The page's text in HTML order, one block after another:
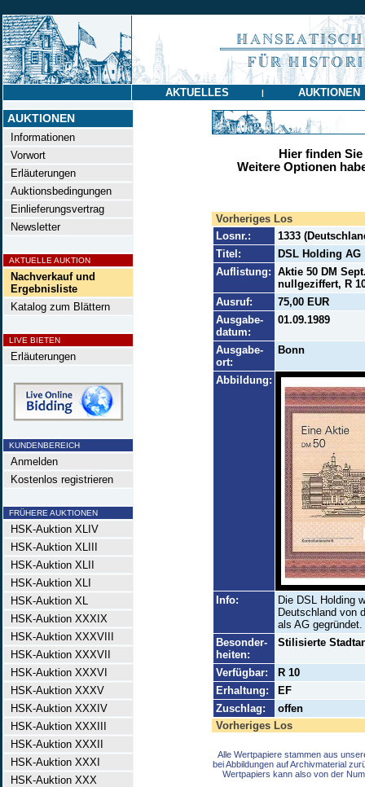
AKTUELLES | AUKTIONEN
AUKTIONEN
Informationen
Vorwort
Erläuterungen
Auktionsbedingungen
Einlieferungsvertrag
Newsletter
AKTUELLE AUKTION
Nachverkauf und
Ergebnisliste
Katalog zum Blättern
LIVE BIETEN
Erläuterungen
KUNDENBEREICH
Anmelden
Kostenlos registrieren
FRÜHERE AUKTIONEN
HSK-Auktion XLIV
HSK-Auktion XLIII
HSK-Auktion XLII
HSK-Auktion XLI
HSK-Auktion XL
HSK-Auktion XXXIX
HSK-Auktion XXXVIII
HSK-Auktion XXXVII
HSK-Auktion XXXVI
HSK-Auktion XXXV
HSK-Auktion XXXIV
HSK-Auktion XXXIII
HSK-Auktion XXXII
HSK-Auktion XXXI
HSK-Auktion XXX
Hier finden
Weitere Optionen
Vorheriges Los
Losnr.:
1333
Titel:
DSL Holding AG
Auflistung: Aktie 50 DM
nullgeziffert, R
Ausruf:
75,00 EUR
Ausgabe-
datum:
01.09.1989
Ausgabe-
ort:
Bonn
Abbildung:
Info:
Die DSL Holding
Deutschland von
als AG gegründet.
Besonder-
heiten:
Stilisierte
Verfügbar:
R 10
Erhaltung:
EF
Zuschlag:
offen
Vorheriges Los
Alle Wertpapiere stammen aus
bei Abbildungen auf Archivmaterial
Wertpapiers kann also von der